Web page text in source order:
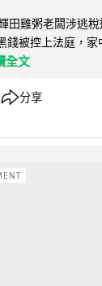
田雞粥老闆涉逃
錢被控上法庭，
全文
分享